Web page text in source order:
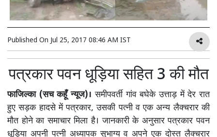
Published On Jul 25, 2017 08:46 AM IST
पत्रकार पवन धूड़िया सहित 3 की मौत
फाजिल्का (सच कहूँ न्यूज)। समीपवर्ती गांव बघेके उत्ताड़ में देर रात
हुए सड़क हादसे में पत्रकार, उसकी पत्नी व एक अन्य लैक्चरार की
मौत होने का समाचार मिला है। जानकारी के अनुसार पत्रकार पवन
धूड़िया अपनी पत्नी अध्यापक सुभाग्य व अपने एक दोस्त लैक्चरार